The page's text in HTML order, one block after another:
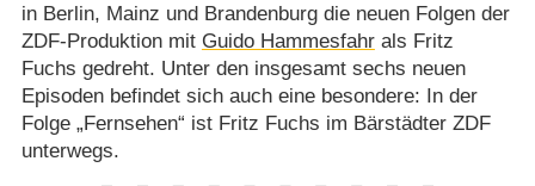
in Berlin, Mainz und Brandenburg die neuen Folgen der
ZDF-Produktion mit Guido Hammesfahrals Fritz
Fuchs gedreht. Unter den insgesamt sechs neuen
Episoden befindet sich auch eine besondere: In der
Folge „Fernsehen“ ist Fritz Fuchs im Bärstädter ZDF
unterwegs.